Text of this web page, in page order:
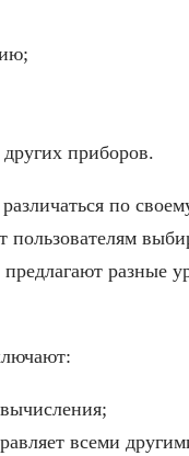
приборов.
по
разные
всеми